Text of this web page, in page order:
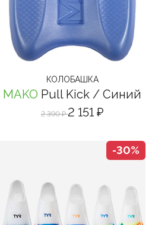
КОЛОБАШКА
MAKO Pull Kick / Синий
2 390 ₽2 151 ₽
-30%